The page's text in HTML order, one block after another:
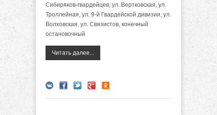
Сибиряков-гвардейцев, ул. Вертковская, ул.
Троллейная, ул. 9-й Гвардейской дивизии, ул.
Волховская, ул. Связистов, конечный
остановочный
Читать далее...